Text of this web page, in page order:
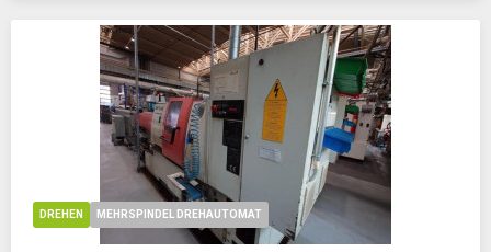
DREHEN MEHRSPINDEL DREHAUTOMAT